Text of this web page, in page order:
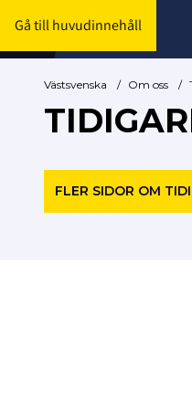
Gå till huvudinnehåll
Västsvenska / Om oss /
FLER SIDOR OM